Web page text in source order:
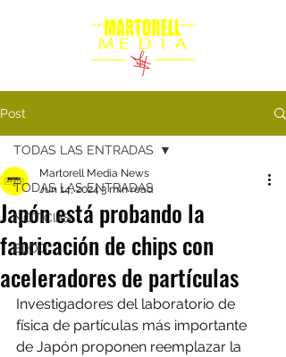
Post
TODAS LAS ENTRADAS
NOTICIAS
BLOG
TODAS LAS ENTRADAS
Japón está probando la
fabricación de chips con
aceleradores de partículas
Martorell Media News
Jun 14, 20243 min read
Investigadores del laboratorio de
física de partículas más importante
de Japón proponen reemplazar la